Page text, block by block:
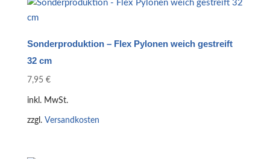
Sonderproduktion – Flex Pylonen weich gestreift
32 cm
7,95 €
inkl. MwSt.
zzgl. Versandkosten